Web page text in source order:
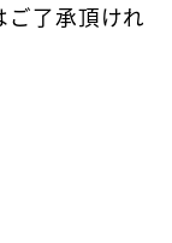
ご了承頂けれ